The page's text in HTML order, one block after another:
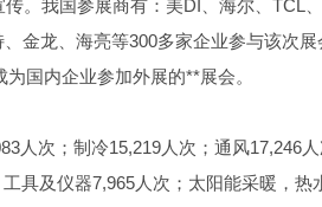
。我国参展商有：美DI、海尔、TCL
金龙、海亮等300多家企业参与该次
国内企业参加外展的**展会。
人次；制冷15,219人次；通风17,246
具及仪器7,965人次；太阳能采暖，